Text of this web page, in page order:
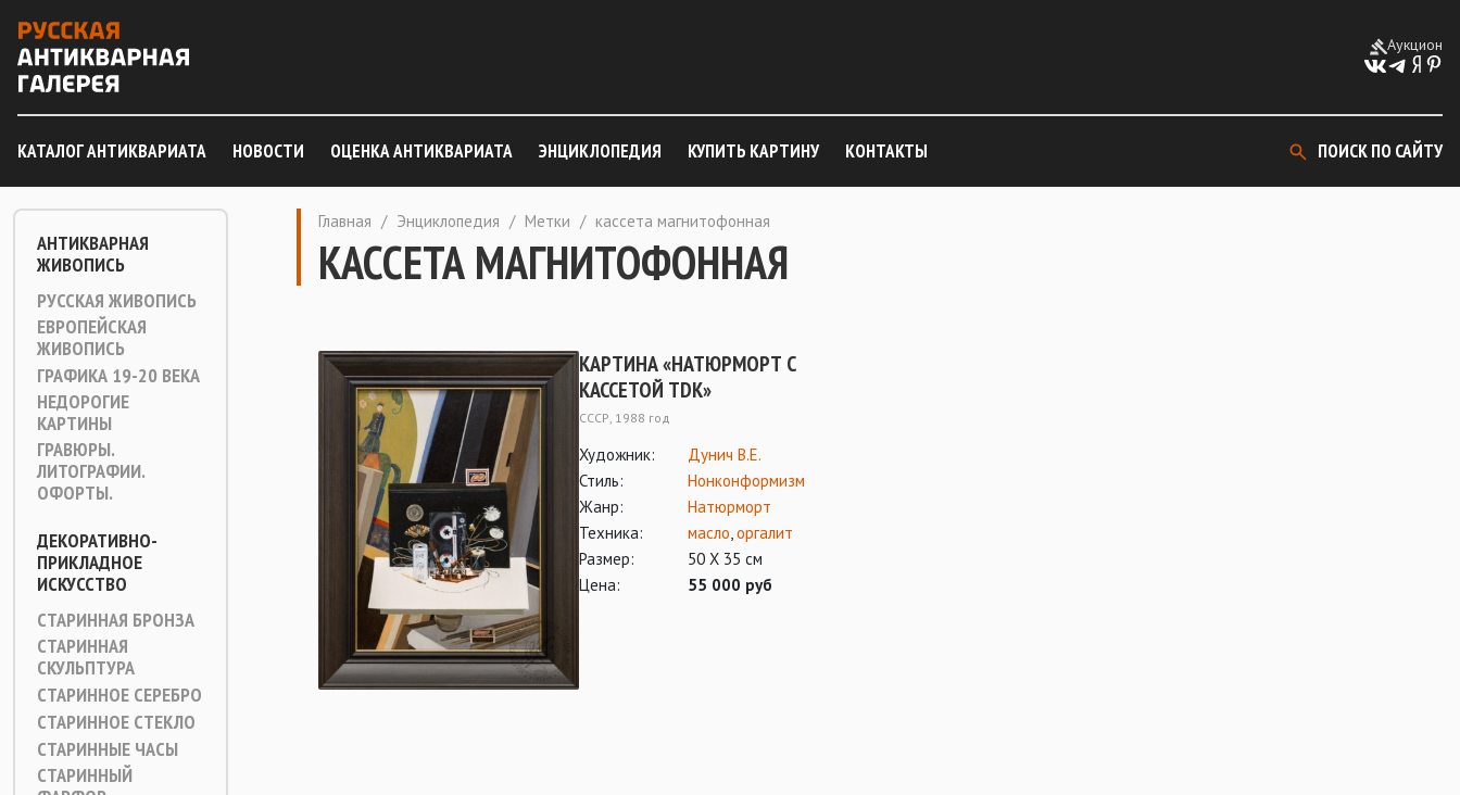
Аукцион
КАТАЛОГ АНТИКВАРИАТА НОВОСТИ ОЦЕНКА АНТИКВАРИАТА ЭНЦИКЛОПЕДИЯ КУПИТЬ КАРТИНУ КОНТАКТЫ ПОИСК ПО САЙТУ
АНТИКВАРНАЯ
ЖИВОПИСЬ
РУССКАЯ ЖИВОПИСЬ
ЕВРОПЕЙСКАЯ
ЖИВОПИСЬ
ГРАФИКА 19-20 ВЕКА
НЕДОРОГИЕ
КАРТИНЫ
ГРАВЮРЫ.
ЛИТОГРАФИИ.
ОФОРТЫ.
ДЕКОРАТИВНО-
ПРИКЛАДНОЕ
ИСКУССТВО
СТАРИННАЯ БРОНЗА
СТАРИННАЯ
СКУЛЬПТУРА
СТАРИННОЕ СЕРЕБРО
СТАРИННОЕ СТЕКЛО
СТАРИННЫЕ ЧАСЫ
СТАРИННЫЙ
Главная / Энциклопедия / Метки / кассета магнитофонная
КАССЕТА МАГНИТОФОННАЯ
КАРТИНА «НАТЮРМОРТ С
КАССЕТОЙ TDK»
СССР, 1988 год
Художник:
Дунич В.Е.
Стиль:
Нонконформизм
Жанр:
Натюрморт
Техника:
масло,оргалит
Размер:
50 Х 35 см
Цена:
55 000 руб